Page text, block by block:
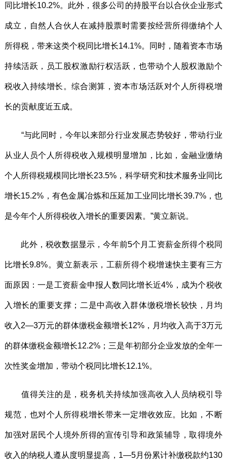
同比增长10.2%。此外，很多公司的持股平台以合伙企业形式
成立，自然人合伙人在减持股票时需要按经营所得缴纳个人
所得税，带来这类个税同比增长14.1%。同时，随着资本市场
持续活跃，员工股权激励行权活跃，也带动个人股权激励个
税收入持续增长。综合测算，资本市场活跃对个人所得税增
长的贡献度近五成。
“与此同时，今年以来部分行业发展态势较好，带动行业
从业人员个人所得税收入规模明显增加，比如，金融业缴纳
个人所得税规模同比增长23.5%，科学研究和技术服务业同比
增长15.2%，有色金属冶炼和压延加工业同比增长39.7%，也
是今年个人所得税收入增长的重要因素。”黄立新说。
此外，税收数据显示，今年前5个月工资薪金所得个税同
比增长9.8%。黄立新表示，工薪所得个税增速快主要有三方
面原因：一是工资薪金申报人数同比增长近4%，成为个税收
入增长的重要支撑；二是中高收入群体缴税增长较快，月均
收入2—3万元的群体缴税金额增长12%，月均收入高于3万元
的群体缴税金额增长12.2%；三是年初部分企业发放的全年一
次性奖金增加，带动个税同比增长12.1%。
值得关注的是，税务机关持续加强高收入人员纳税引导
规范，也对个人所得税增长带来一定增收效应。比如，不断
加强对居民个人境外所得的宣传引导和政策辅导，取得境外
收入的纳税人遵从度明显提高，1—5月份累计补缴税款约130